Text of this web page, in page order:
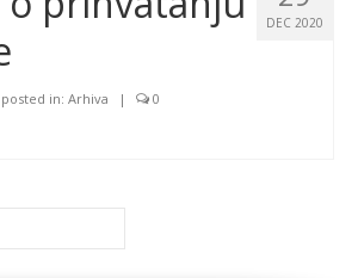
DEC 2020
posted in: Arhiva | 0